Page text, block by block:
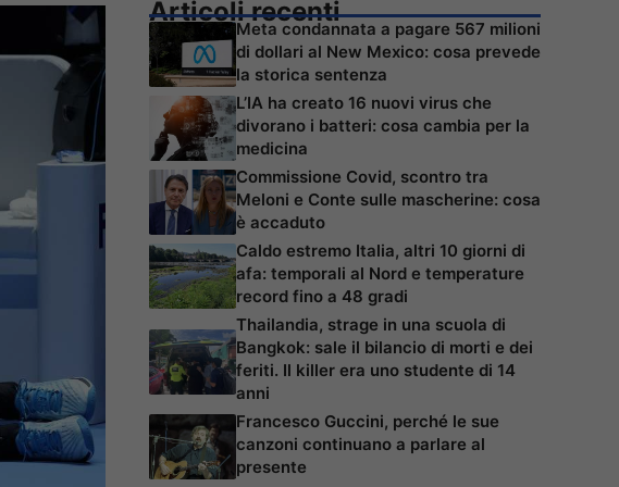
Articoli recenti
Meta condannata a pagare 567 milioni
di dollari al New Mexico: cosa prevede
la storica sentenza
L’IA ha creato 16 nuovi virus che
divorano i batteri: cosa cambia per la
medicina
Commissione Covid, scontro tra
Meloni e Conte sulle mascherine: cosa
è accaduto
Caldo estremo Italia, altri 10 giorni di
afa: temporali al Nord e temperature
record fino a 48 gradi
Thailandia, strage in una scuola di
Bangkok: sale il bilancio di morti e dei
feriti. Il killer era uno studente di 14
anni
Francesco Guccini, perché le sue
canzoni continuano a parlare al
presente